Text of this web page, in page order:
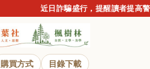
近日詐騙盛行，提醒讀者提高警覺，
購買方式 目錄下載